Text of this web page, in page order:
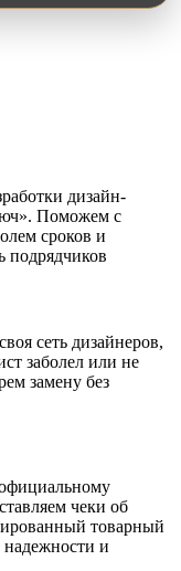
дизайн-
Поможем с
сроков и
подрядчиков
сеть дизайнеров,
заболел или не
замену без
чеки об
товарный
и